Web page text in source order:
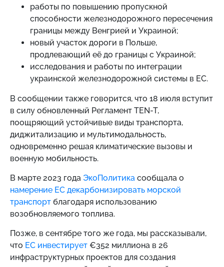
работы по повышению пропускной
способности железнодорожного пересечения
границы между Венгрией и Украиной;
новый участок дороги в Польше,
продлевающий её до границы с Украиной;
исследования и работы по интеграции
украинской железнодорожной системы в ЕС.
В сообщении также говорится, что 18 июля вступит
в силу обновленный Регламент TEN-T,
поощряющий устойчивые виды транспорта,
диджитализацию и мультимодальность,
одновременно решая климатические вызовы и
военную мобильность.
В марте 2023 года ЭкоПолитика сообщала о
намерение ЕС декарбонизировать морской
транспорт благодаря использованию
возобновляемого топлива.
Позже, в сентябре того же года, мы рассказывали,
что ЕС инвестирует €352 миллиона в 26
инфраструктурных проектов для создания